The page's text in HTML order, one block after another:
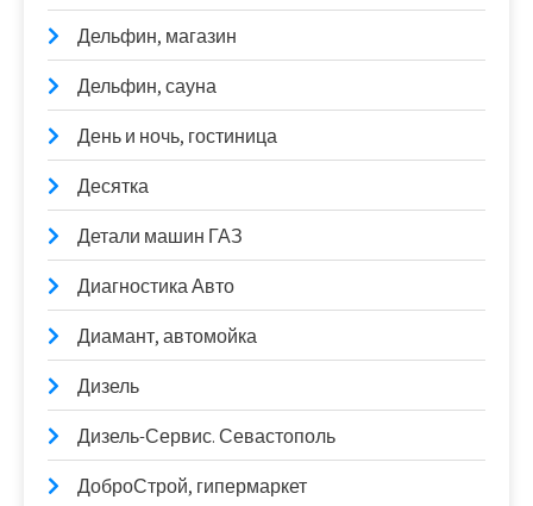
Дельфин, магазин
Дельфин, сауна
День и ночь, гостиница
Десятка
Детали машин ГАЗ
Диагностика Авто
Диамант, автомойка
Дизель
Дизель-Сервис. Севастополь
ДоброСтрой, гипермаркет